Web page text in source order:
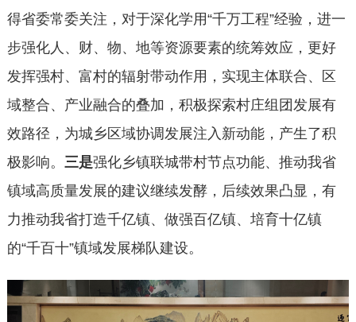
得省委常委关注，对于深化学用“千万工程”经验，进一
步强化人、财、物、地等资源要素的统筹效应，更好
发挥强村、富村的辐射带动作用，实现主体联合、区
域整合、产业融合的叠加，积极探索村庄组团发展有
效路径，为城乡区域协调发展注入新动能，产生了积
极影响。 三是强化乡镇联城带村节点功能、推动我省
镇域高质量发展的建议继续发酵，后续效果凸显，有
力推动我省打造千亿镇、做强百亿镇、培育十亿镇
的“千百十”镇域发展梯队建设。